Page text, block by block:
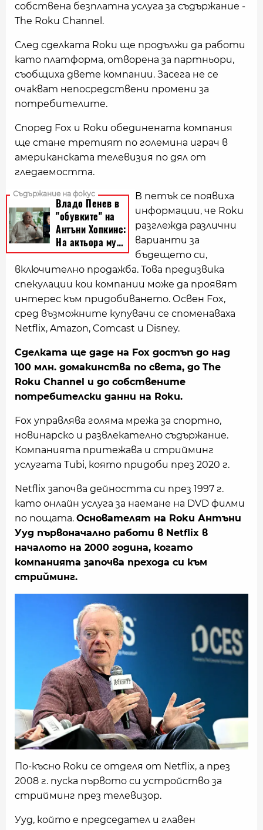
собствена безплатна услуга за съдържание -
The Roku Channel.
След сделката Roku ще продължи да работи
като платформа, отворена за партньори,
съобщиха двете компании. Засега не се
очакват непосредствени промени за
потребителите.
Според Fox и Roku обединената компания
ще стане третият по големина играч в
американската телевизия по дял от
гледаемостта.
В петък се появиха
информации, че Roku
разглежда различни
варианти за
бъдещето си,
включително продажба. Това предизвика
спекулации кои компании може да проявят
интерес към придобиването. Освен Fox,
сред възможните купувачи се споменаваха
Netflix, Amazon, Comcast и Disney.
Сделката ще даде на Fox достъп до над
100 млн. домакинства по света, до The
Roku Channel и до собствените
потребителски данни на Roku.
Fox управлява голяма мрежа за спортно,
новинарско и развлекателно съдържание.
Компанията притежава и стрийминг
услугата Tubi, която придоби през 2020 г.
Netflix започва дейността си през 1997 г.
като онлайн услуга за наемане на DVD филми
по пощата. Основателят на Roku Антъни
Ууд първоначално работи в Netflix в
началото на 2000 година, когато
компанията започва прехода си към
стрийминг.
По-късно Roku се отделя от Netflix, а през
2008 г. пуска първото си устройство за
стрийминг през телевизор.
Ууд, който е председател и главен